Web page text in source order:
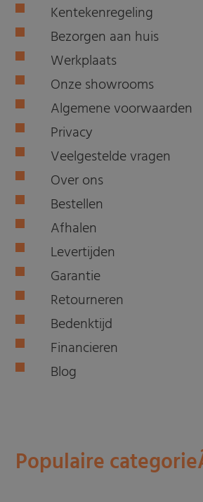
Kentekenregeling
Bezorgen aan huis
Werkplaats
Onze showrooms
Algemene voorwaarden
Privacy
Veelgestelde vragen
Over ons
Bestellen
Afhalen
Levertijden
Garantie
Retourneren
Bedenktijd
Financieren
Blog
Populaire